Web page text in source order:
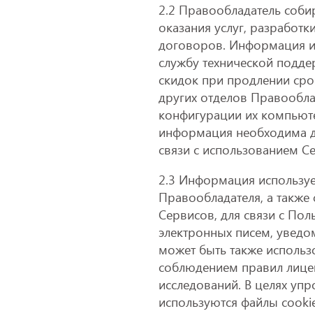
2.2 Правообладатель
оказания услуг,
договоров. Информация
службу технической
скидок при продлении
других отделов
конфигурации их
информация необходима
связи с использованием
2.3 Информация
Правообладателя, а
Сервисов, для связи с
электронных писем,
может быть также
соблюдением правил
исследований. В целях
используются файлы